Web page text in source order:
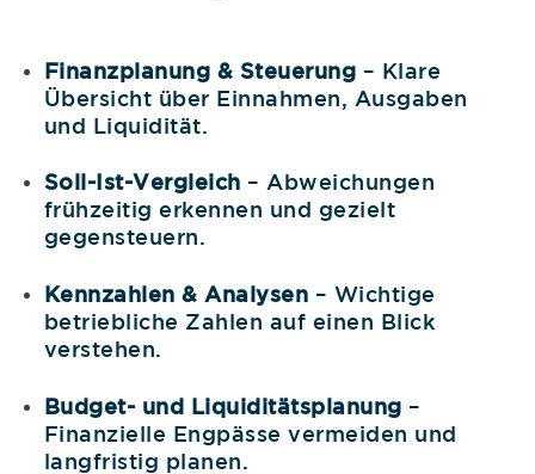
Finanzplanung & Steuerung – Klare
Übersicht über Einnahmen, Ausgaben
und Liquidität.
Soll-Ist-Vergleich – Abweichungen
frühzeitig erkennen und gezielt
gegensteuern.
Kennzahlen & Analysen – Wichtige
betriebliche Zahlen auf einen Blick
verstehen.
Budget- und Liquiditätsplanung –
Finanzielle Engpässe vermeiden und
langfristig planen.